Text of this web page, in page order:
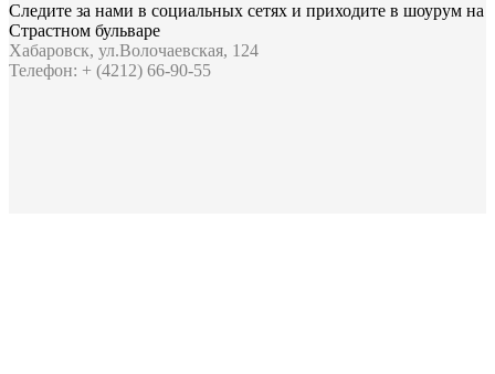
Следите за нами в социальных сетях и приходите в шоурум на
Страстном бульваре
Хабаровск, ул.Волочаевская, 124
Телефон: + (4212) 66-90-55